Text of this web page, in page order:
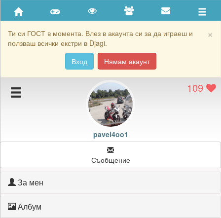
×
Ти си ГОСТ в момента. Влез в акаунта си за да играеш и
ползваш всички екстри в Djagi.
Вход
Нямам акаунт
Приятели
Хронология на игри
Подаръците на pavel4oo1
Картичките на pavel4oo1
109
pavel4oo1
Съобщение
За мен
Албум